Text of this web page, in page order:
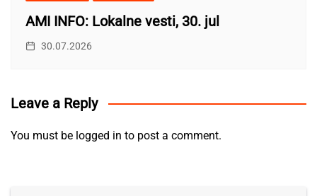
AMI INFO: Lokalne vesti, 30. jul
30.07.2026
Leave a Reply
You must be logged in to post a comment.